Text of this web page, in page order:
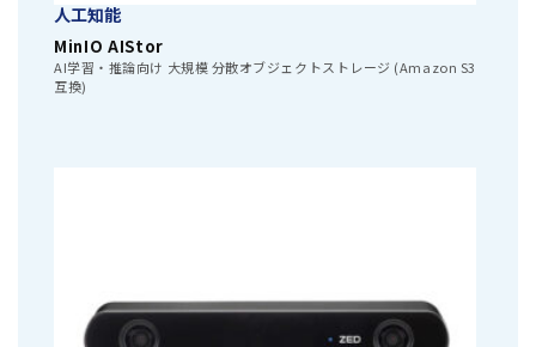
人工知能
MinIO AIStor
AI学習・推論向け 大規模 分散オブジェクトストレージ (Amazon S3
互換)